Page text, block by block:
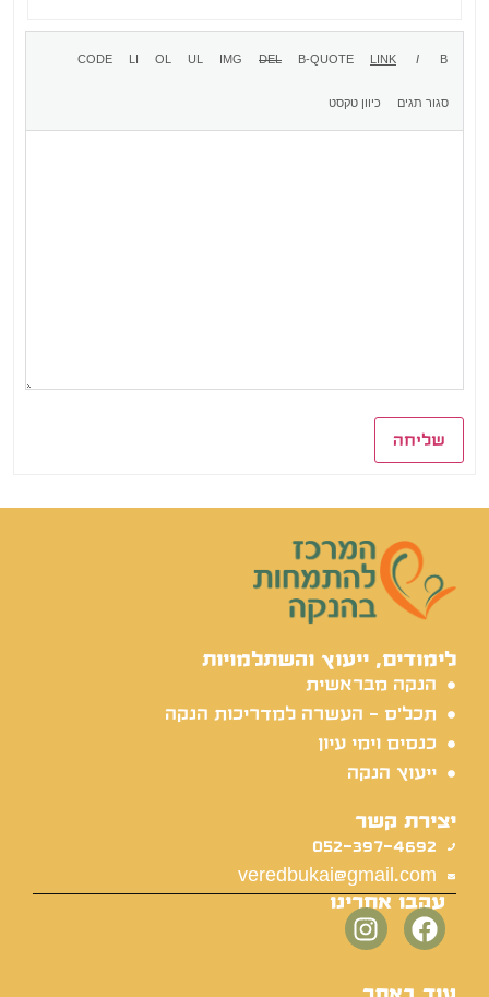
שליחה
לימודים, ייעוץ והשתלמויות
הנקה מבראשית
תכל'ס - העשרה למדריכות הנקה
כנסים וימי עיון
ייעוץ הנקה
יצירת קשר
052-397-4692
veredbukai@gmail.com
עקבו אחרינו